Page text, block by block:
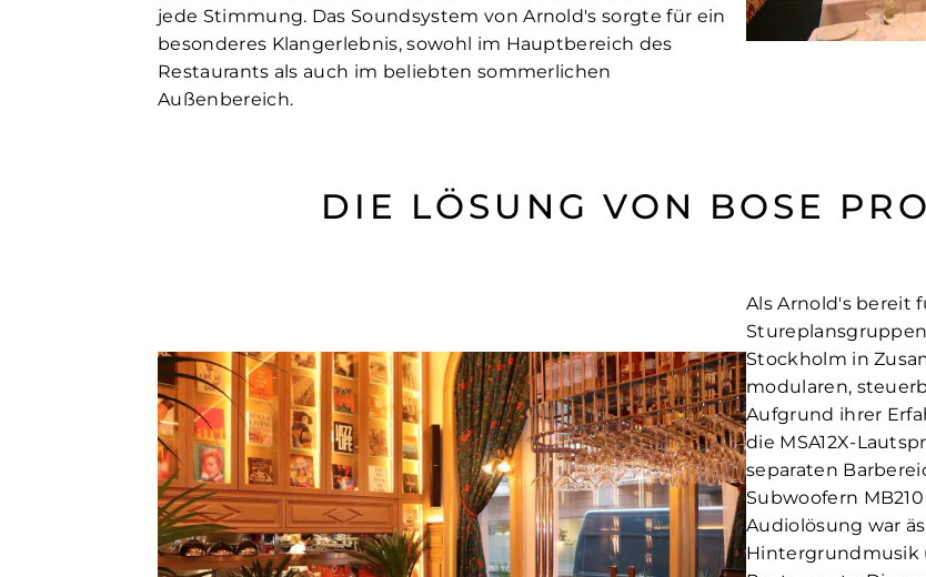
jede Stimmung. Das Soundsystem von Arnold's sorgte für ein
besonderes Klangerlebnis, sowohl im Hauptbereich des
Restaurants als auch im beliebten sommerlichen
Außenbereich.
DIE LÖSUNG VON BOSE
Als Arnold's bereit
Stockholm in
modularen,
Aufgrund ihrer
die MSA12X-
separaten
Subwoofern
Audiolösung war
Hintergrundmusik